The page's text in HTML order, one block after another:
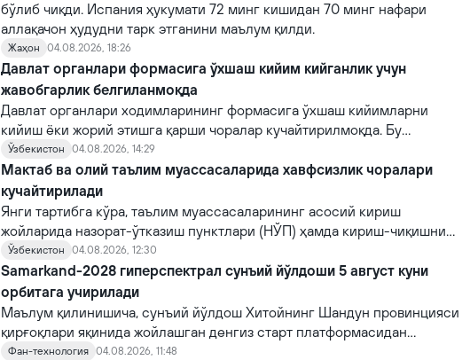
бўлиб чиқди. Испания ҳукумати 72 минг кишидан 70 минг нафари
аллақачон ҳудудни тарк этганини маълум қилди.
Жаҳон 04.08.2026, 18:26
Давлат органлари формасига ўхшаш кийим кийганлик учун
жавобгарлик белгиланмоқда
Давлат органлари ходимларининг формасига ўхшаш кийимларни
кийиш ёки жорий этишга қарши чоралар кучайтирилмоқда. Бу
фуқароларни чалғитиш ва давлат органлари номидан ишончнинг
суиистеъмол қилинишини олдини олишга қаратилган.
Ўзбекистон 04.08.2026, 14:29
Мактаб ва олий таълим муассасаларида хавфсизлик чоралари
кучайтирилади
Янги тартибга кўра, таълим муассасаларининг асосий кириш
жойларида назорат-ўтказиш пунктлари (НЎП) ҳамда кириш-чиқишни
назорат қилувчи электрон тизимлар ўрнатилади.
Ўзбекистон 04.08.2026, 12:30
Samarkand-2028 гиперспектрал сунъий йўлдоши 5 август куни
орбитага учирилади
Маълум қилинишича, сунъий йўлдош Хитойнинг Шандун провинцияси
қирғоқлари яқинида жойлашган денгиз старт платформасидан
STAR.VISION компанияси томонидан Lampung-1 йўлдоши билан бирга
Фан-технология 04.08.2026, 11:48